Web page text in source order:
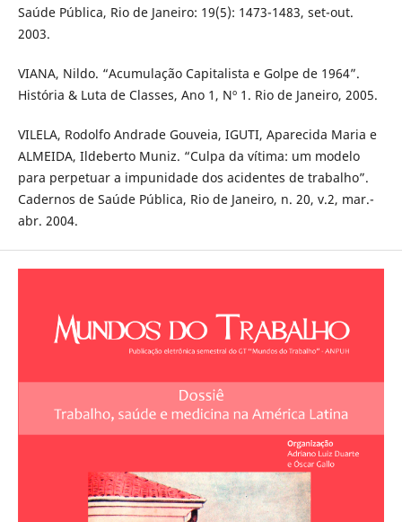
Saúde Pública, Rio de Janeiro: 19(5): 1473-1483, set-out.
2003.
VIANA, Nildo. “Acumulação Capitalista e Golpe de 1964”.
História & Luta de Classes, Ano 1, Nº 1. Rio de Janeiro, 2005.
VILELA, Rodolfo Andrade Gouveia, IGUTI, Aparecida Maria e
ALMEIDA, Ildeberto Muniz. “Culpa da vítima: um modelo
para perpetuar a impunidade dos acidentes de trabalho”.
Cadernos de Saúde Pública, Rio de Janeiro, n. 20, v.2, mar.-
abr. 2004.